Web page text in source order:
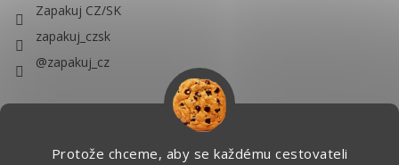
Protože chceme, aby se každému cestovateli
Zapakuj CZ/SK
zapakuj_czsk
@zapakuj_cz